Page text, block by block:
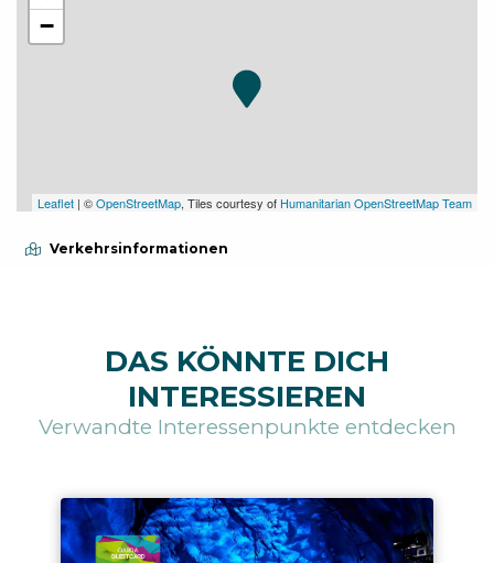
−
Leaflet | ©OpenStreetMap, Tiles courtesy of Humanitarian OpenStreetMap Team
Verkehrsinformationen
DAS KÖNNTE DICH
INTERESSIEREN
Verwandte Interessenpunkte entdecken